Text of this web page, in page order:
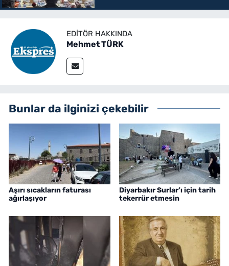
EDITÖR HAKKINDA
Mehmet TÜRK
Bunlar da ilginizi çekebilir
Aşırı sıcakların faturası
ağırlaşıyor
Diyarbakır Surlar’ı için tarih
tekerrür etmesin